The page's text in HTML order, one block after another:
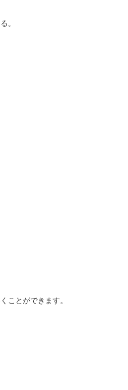
。
ことができます。